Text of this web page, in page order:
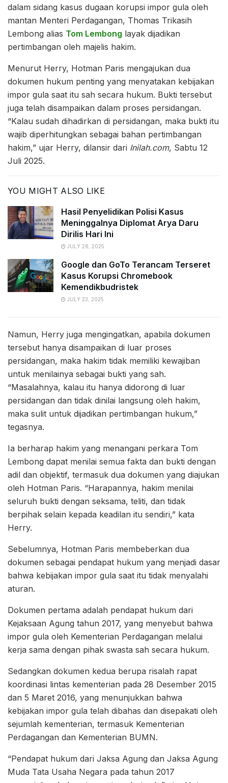
dalam sidang kasus dugaan korupsi impor gula oleh
mantan Menteri Perdagangan, Thomas Trikasih
Lembong alias Tom Lembong layak dijadikan
pertimbangan oleh majelis hakim.
Menurut Herry, Hotman Paris mengajukan dua
dokumen hukum penting yang menyatakan kebijakan
impor gula saat itu sah secara hukum. Bukti tersebut
juga telah disampaikan dalam proses persidangan.
“Kalau sudah dihadirkan di persidangan, maka bukti itu
wajib diperhitungkan sebagai bahan pertimbangan
hakim,” ujar Herry, dilansir dari Inilah.com, Sabtu 12
Juli 2025.
YOU MIGHT ALSO LIKE
Hasil Penyelidikan Polisi Kasus
Meninggalnya Diplomat Arya Daru
Dirilis Hari Ini
JULY 28, 2025
Google dan GoTo Terancam Terseret
Kasus Korupsi Chromebook
Kemendikbudristek
JULY 23, 2025
Namun, Herry juga mengingatkan, apabila dokumen
tersebut hanya disampaikan di luar proses
persidangan, maka hakim tidak memiliki kewajiban
untuk menilainya sebagai bukti yang sah.
“Masalahnya, kalau itu hanya didorong di luar
persidangan dan tidak dinilai langsung oleh hakim,
maka sulit untuk dijadikan pertimbangan hukum,”
tegasnya.
Ia berharap hakim yang menangani perkara Tom
Lembong dapat menilai semua fakta dan bukti dengan
adil dan objektif, termasuk dua dokumen yang diajukan
oleh Hotman Paris. “Harapannya, hakim menilai
seluruh bukti dengan seksama, teliti, dan tidak
berpihak selain kepada keadilan itu sendiri,” kata
Herry.
Sebelumnya, Hotman Paris membeberkan dua
dokumen sebagai pendapat hukum yang menjadi dasar
bahwa kebijakan impor gula saat itu tidak menyalahi
aturan.
Dokumen pertama adalah pendapat hukum dari
Kejaksaan Agung tahun 2017, yang menyebut bahwa
impor gula oleh Kementerian Perdagangan melalui
kerja sama dengan pihak swasta sah secara hukum.
Sedangkan dokumen kedua berupa risalah rapat
koordinasi lintas kementerian pada 28 Desember 2015
dan 5 Maret 2016, yang menunjukkan bahwa
kebijakan impor gula telah dibahas dan disepakati oleh
sejumlah kementerian, termasuk Kementerian
Perdagangan dan Kementerian BUMN.
“Pendapat hukum dari Jaksa Agung dan Jaksa Agung
Muda Tata Usaha Negara pada tahun 2017